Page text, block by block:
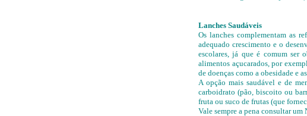
Lanches Saudáveis
Os lanches complementam as
adequado crescimento e o
escolares, já que é comum ser
alimentos açucarados, por
de doenças como a obesidade e
A opção mais saudável e de
carboidrato (pão, biscoito ou
fruta ou suco de frutas (que
Vale sempre a pena consultar